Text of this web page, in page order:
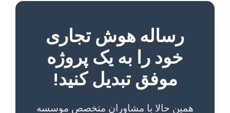
رساله هوش تجاری
خود را به یک پروژه
موفق تبدیل کنید!
همین حالا با مشاوران متخصص موسسه